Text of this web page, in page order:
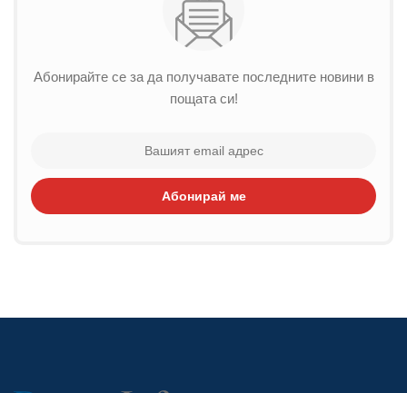
Абонирайте се за да получавате последните новини в
пощата си!
Абонирай ме